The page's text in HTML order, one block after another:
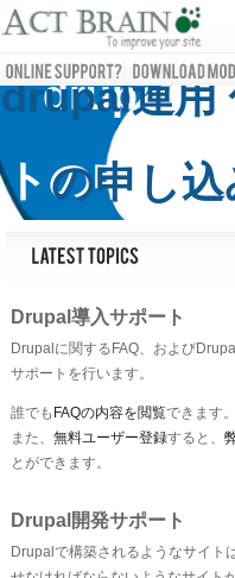
drupal運
トの申し
drupal運用
の申し
Drupal導入サポート
Drupalに関するFAQ、および
サポートを行います。
誰でも FAQの内容を閲覧できます。
また、 無料ユーザー登録すると、
とができます。
Drupal開発サポート
Drupalで構築されるようなサイト